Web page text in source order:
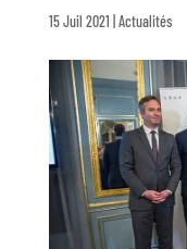
15 Juil 2021 Actualités